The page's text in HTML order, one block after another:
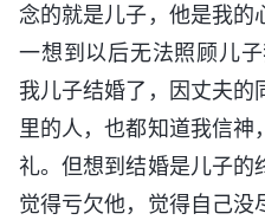
念的就是儿子，他是我的
一想到以后无法照顾儿
我儿子结婚了，因丈夫的
里的人，也都知道我信
礼。但想到结婚是儿子的
觉得亏欠他，觉得自己没